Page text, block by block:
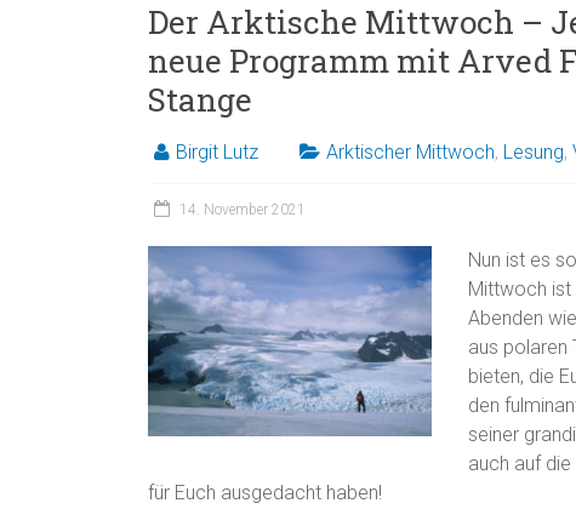
Der Arktische Mittwoch –
neue Programm mit Arved
Stange
Birgit Lutz Arktischer Mittwoch, Lesung,
14. November 2021
Nun ist es
Mittwoch ist
Abenden
aus polaren
bieten, die
den
seiner
auch auf
für Euch ausgedacht haben!